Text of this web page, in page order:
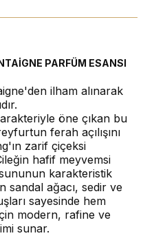
PARFÜM ESANSI
ilham alınarak
öne çıkan bu
ferah açılışını
zarif çiçeksi
hafif meyvemsi
karakteristik
sandal ağacı, sedir ve
sayesinde hem
modern, rafine ve
sunar.